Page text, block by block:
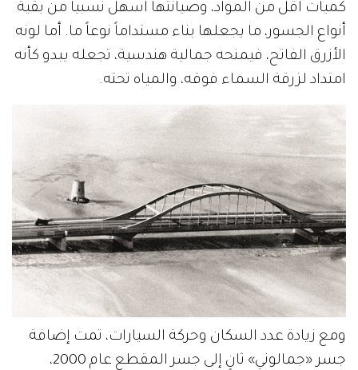
كميات أقل من المواد، وصيانتها أسهل نسبياً من بقية
أنواع الجسور، ما يجعلها بناء مستداماً نوعاً ما. أما لونه
الأزرق الفاتح، فيمنحه جمالية هندسية، تجعله يبدو كأنه
امتداد لزرقة السماء فوقه، والمياه تحته.
ومع زيادة عدد السكان وحركة السيارات، تمت إضافة
جسر «جمالوني» ثانٍ إلى جسر المقطع عام 2000،